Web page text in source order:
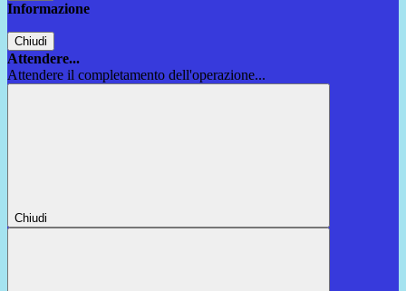
Informazione
Chiudi
Attendere...
Attendere il completamento dell'operazione...
Chiudi